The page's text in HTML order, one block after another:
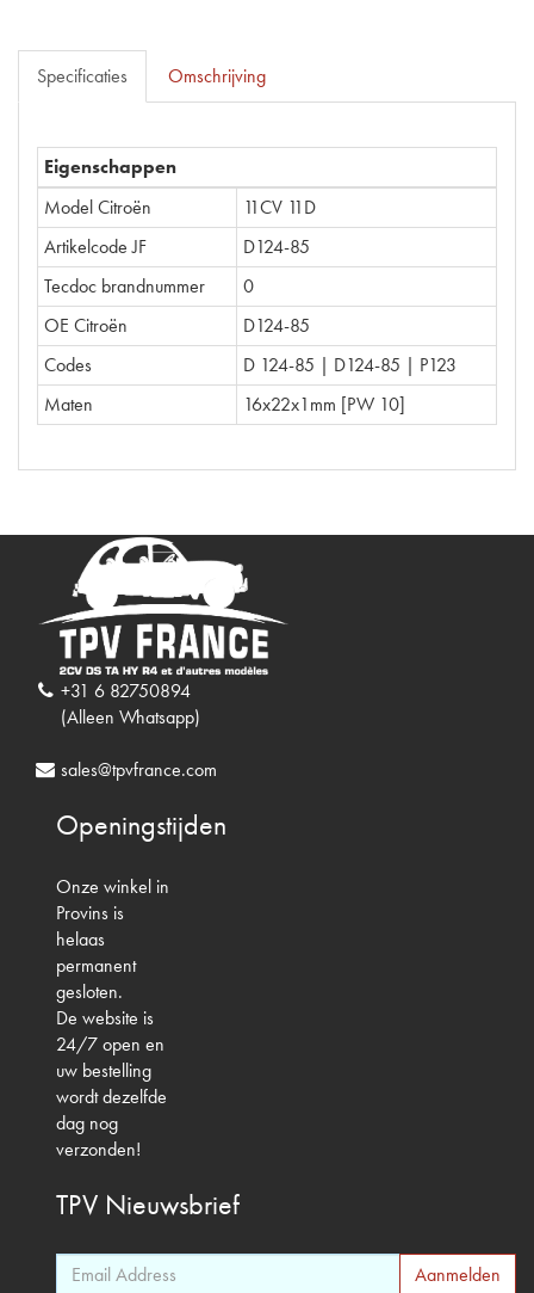
Specificaties Omschrijving
Eigenschappen
Model Citroën
11CV 11D
Artikelcode JF
D124-85
Tecdoc brandnummer
0
OE Citroën
D124-85
Codes
D 124-85 | D124-85 | P123
Maten
16x22x1mm [PW 10]
+31 6 82750894
(Alleen Whatsapp)
sales@tpvfrance.com
Openingstijden
Onze winkel in
Provins is
helaas
permanent
gesloten.
De website is
24/7 open en
uw bestelling
wordt dezelfde
dag nog
verzonden!
TPV Nieuwsbrief